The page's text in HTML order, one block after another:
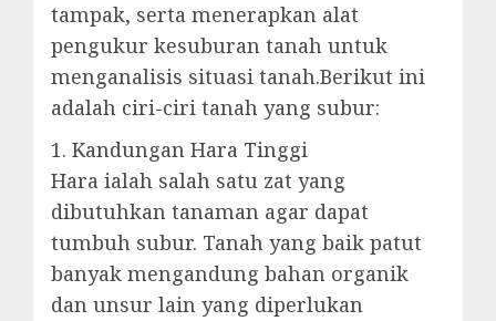
tampak, serta menerapkan alat
pengukur kesuburan tanah untuk
menganalisis situasi tanah.Berikut ini
adalah ciri-ciri tanah yang subur:
1. Kandungan Hara Tinggi
Hara ialah salah satu zat yang
dibutuhkan tanaman agar dapat
tumbuh subur. Tanah yang baik patut
banyak mengandung bahan organik
dan unsur lain yang diperlukan